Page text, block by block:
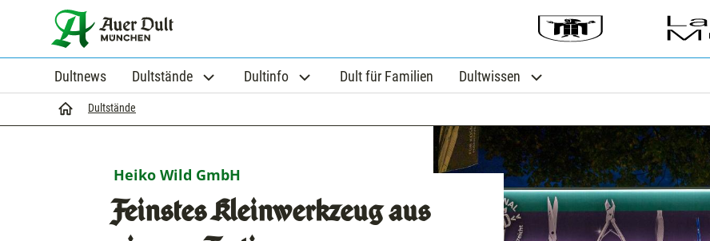
Dultnews Dultstände Dultinfo Dult für Familien Dultwissen
Startseite
Dultstände
Heiko Wild GmbH
Feinstes Kleinwerkzeug aus